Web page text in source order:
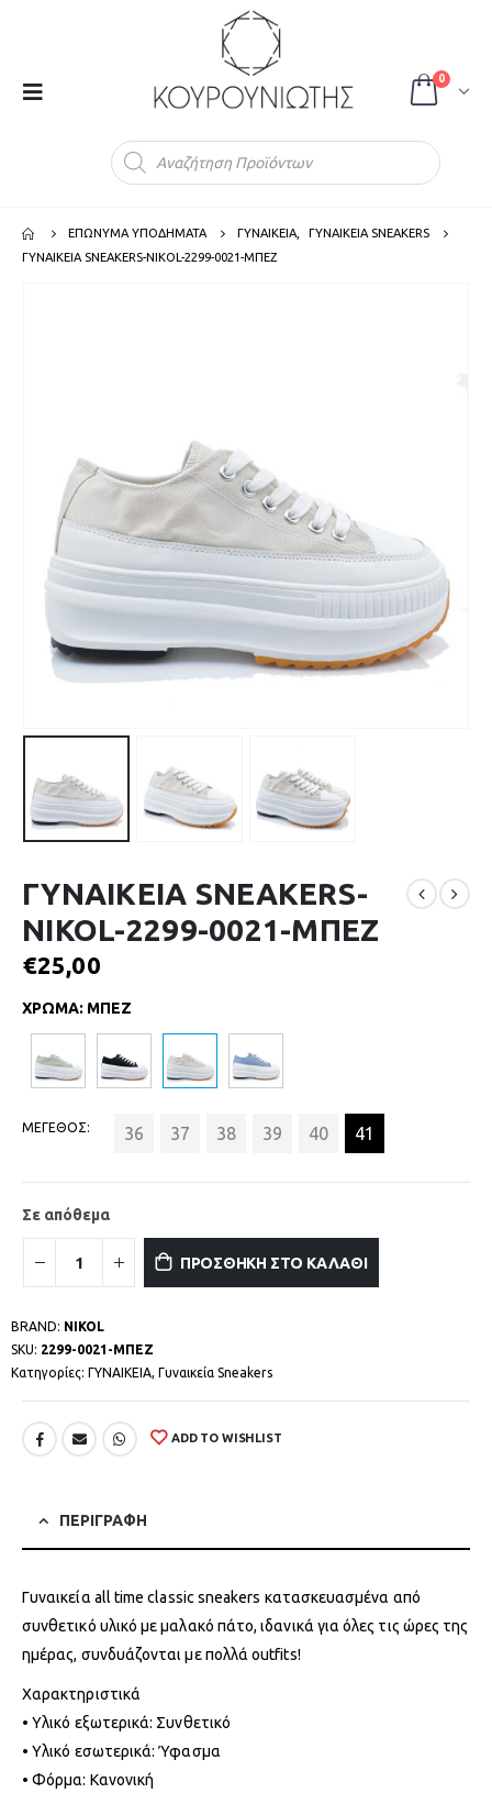
0
ΕΠΩΝΥΜΑ ΥΠΟΔΗΜΑΤΑ ΓΥΝΑΙΚΕΙΑ
ΓΥΝΑΙΚΕΙΑ SNEAKERS
ΓΥΝΑΙΚΕΙΑ SNEAKERS-NIKOL-2299-0021-ΜΠΕΖ
ΓΥΝΑΙΚΕΙΑ SNEAKERS-
NIKOL-2299-0021-ΜΠΕΖ
€25,00
ΧΡΩΜΑ: ΜΠΕΖ
ΜΕΓΕΘΟΣ 36 37 38 39 40 41
Σε απόθεμα
ΠΡΟΣΘΗΚΗ ΣΤΟ ΚΑΛΑΘΙ
BRAND: NIKOL
SKU: 2299-0021-ΜΠΕΖ
Κατηγορίες: ΓΥΝΑΙΚΕΙΑ, Γυναικεία Sneakers
ADD TO WISHLIST
ΠΕΡΙΓΡΑΦΗ
Γυναικεία all time classic sneakers κατασκευασμένα από
συνθετικό υλικό με μαλακό πάτο, ιδανικά για όλες τις ώρες της
ημέρας, συνδυάζονται με πολλά outfits!
Χαρακτηριστικά
• Υλικό εξωτερικά: Συνθετικό
• Υλικό εσωτερικά: Ύφασμα
• Φόρμα: Κανονική